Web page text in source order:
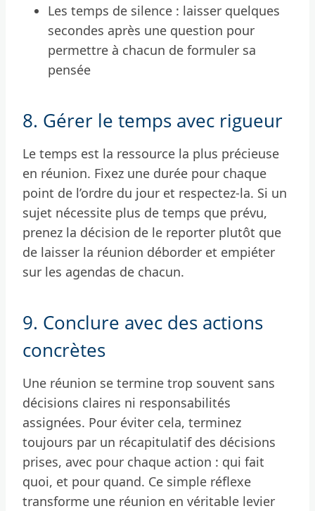
Les temps de silence : laisser quelques
secondes après une question pour
permettre à chacun de formuler sa
pensée
8. Gérer le temps avec rigueur
Le temps est la ressource la plus précieuse
en réunion. Fixez une durée pour chaque
point de l’ordre du jour et respectez-la. Si un
sujet nécessite plus de temps que prévu,
prenez la décision de le reporter plutôt que
de laisser la réunion déborder et empiéter
sur les agendas de chacun.
9. Conclure avec des actions
concrètes
Une réunion se termine trop souvent sans
décisions claires ni responsabilités
assignées. Pour éviter cela, terminez
toujours par un récapitulatif des décisions
prises, avec pour chaque action : qui fait
quoi, et pour quand. Ce simple réflexe
transforme une réunion en véritable levier